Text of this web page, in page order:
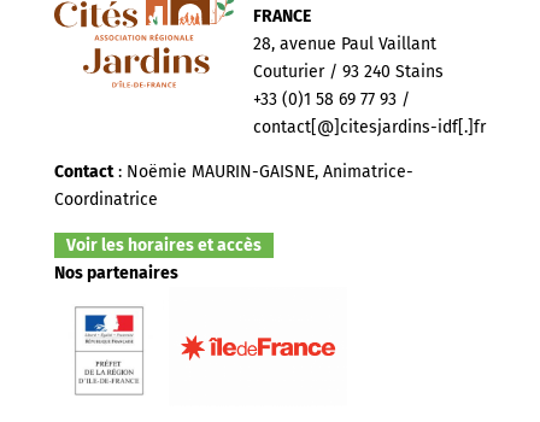
FRANCE
28, avenue Paul Vaillant
Couturier / 93 240 Stains
+33 (0)1 58 69 77 93 /
contact[@]citesjardins-idf[.]fr
Contact: Noëmie MAURIN-GAISNE, Animatrice-
Coordinatrice
Voir les horaires et accès
Nos partenaires